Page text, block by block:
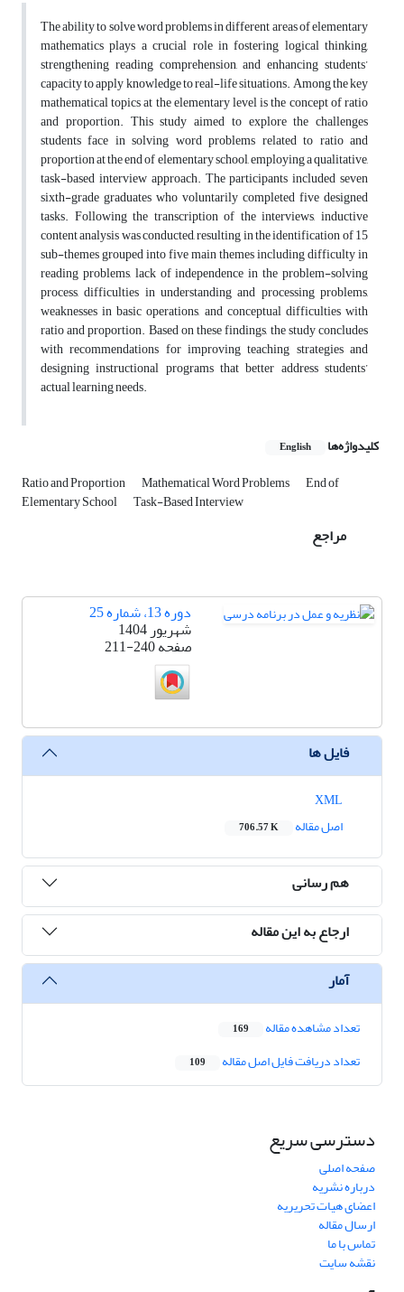
The ability to solve word problems in different areas of elementary
mathematics plays a crucial role in fostering logical thinking,
strengthening reading comprehension, and enhancing students’
capacity to apply knowledge to real-life situations. Among the key
mathematical topics at the elementary level is the concept of ratio
and proportion. This study aimed to explore the challenges
students face in solving word problems related to ratio and
proportion at the end of elementary school, employing a qualitative,
task-based interview approach. The participants included seven
sixth-grade graduates who voluntarily completed five designed
tasks. Following the transcription of the interviews, inductive
content analysis was conducted, resulting in the identification of 15
sub-themes grouped into five main themes including difficulty in
reading problems, lack of independence in the problem-solving
process, difficulties in understanding and processing problems,
weaknesses in basic operations, and conceptual difficulties with
ratio and proportion. Based on these findings, the study concludes
with recommendations for improving teaching strategies and
designing instructional programs that better address students’
actual learning needs.
کلیدواژه‌ها English
Ratio and Proportion Mathematical Word Problems End of
Elementary School Task-Based Interview
مراجع
دوره 13، شماره 25
شهریور 1404
صفحه211-240
فایل ها
اصل مقاله
706.57 K
هم رسانی
ارجاع به این مقاله
آمار
تعداد مشاهده مقاله 169
تعداد دریافت فایل اصل مقاله 109
دسترسی سریع
صفحه اصلی
درباره نشریه
اعضای هیات تحریریه
ارسال مقاله
تماس با ما
نقشه سایت